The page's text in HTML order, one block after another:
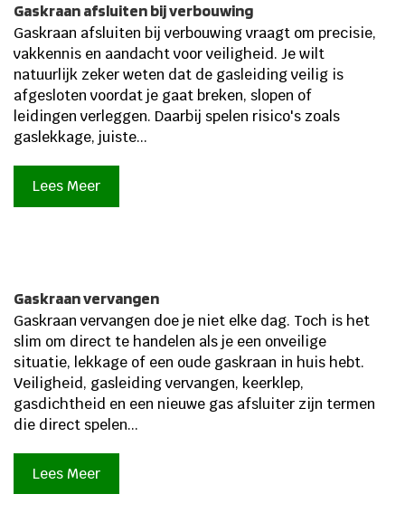
Gaskraan afsluiten bij verbouwing
Gaskraan afsluiten bij verbouwing vraagt om precisie,
vakkennis en aandacht voor veiligheid. Je wilt
natuurlijk zeker weten dat de gasleiding veilig is
afgesloten voordat je gaat breken, slopen of
leidingen verleggen. Daarbij spelen risico's zoals
gaslekkage, juiste...
Lees Meer
Gaskraan vervangen
Gaskraan vervangen doe je niet elke dag. Toch is het
slim om direct te handelen als je een onveilige
situatie, lekkage of een oude gaskraan in huis hebt.
Veiligheid, gasleiding vervangen, keerklep,
gasdichtheid en een nieuwe gas afsluiter zijn termen
die direct spelen...
Lees Meer